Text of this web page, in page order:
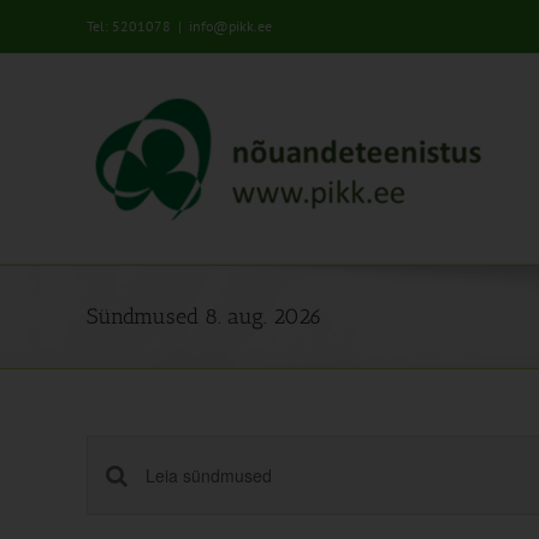
Tel: 5201078 | info@pikk.ee
Sündmused 8. aug. 2026
Sündmused
Enter